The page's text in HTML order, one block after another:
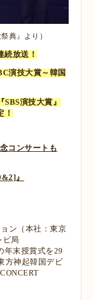
典』より）
続放送！
演技大賞～韓国
演技大賞』
！
コンサートも
』
ン（本社：東京
ビ局
年末授賞式を29
方神起韓国デビ